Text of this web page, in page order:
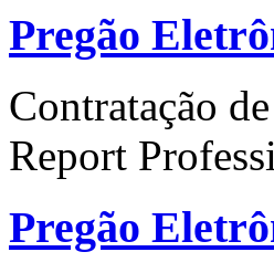
Pregão
Contratação
Report
Pregão